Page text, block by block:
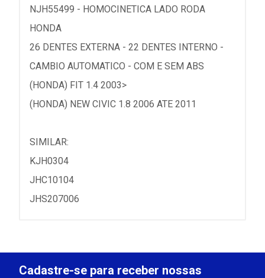
NJH55499 - HOMOCINETICA LADO RODA
HONDA
26 DENTES EXTERNA - 22 DENTES INTERNO -
CAMBIO AUTOMATICO - COM E SEM ABS
(HONDA) FIT 1.4 2003>
(HONDA) NEW CIVIC 1.8 2006 ATE 2011
SIMILAR:
KJH0304
JHC10104
JHS207006
Cadastre-se para receber nossas